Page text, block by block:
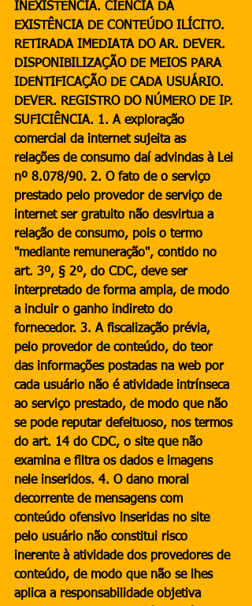
INEXISTÊNCIA. CIÊNCIA DA
EXISTÊNCIA DE CONTEÚDO ILÍCITO.
RETIRADA IMEDIATA DO AR. DEVER.
DISPONIBILIZAÇÃO DE MEIOS PARA
IDENTIFICAÇÃO DE CADA USUÁRIO.
DEVER. REGISTRO DO NÚMERO DE IP.
SUFICIÊNCIA. 1. A exploração
comercial da internet sujeita as
relações de consumo daí advindas à Lei
nº 8.078/90. 2. O fato de o serviço
prestado pelo provedor de serviço de
internet ser gratuito não desvirtua a
relação de consumo, pois o termo
"mediante remuneração", contido no
art. 3º, § 2º, do CDC, deve ser
interpretado de forma ampla, de modo
a incluir o ganho indireto do
fornecedor. 3. A fiscalização prévia,
pelo provedor de conteúdo, do teor
das informações postadas na web por
cada usuário não é atividade intrínseca
ao serviço prestado, de modo que não
se pode reputar defeituoso, nos termos
do art. 14 do CDC, o site que não
examina e filtra os dados e imagens
nele inseridos. 4. O dano moral
decorrente de mensagens com
conteúdo ofensivo inseridas no site
pelo usuário não constitui risco
inerente à atividade dos provedores de
conteúdo, de modo que não se lhes
aplica a responsabilidade objetiva